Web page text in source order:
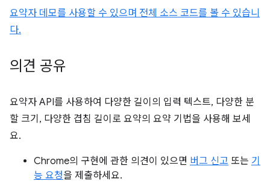
요약자 데모를 사용할 수 있으며 전체 소스 코드를 볼 수 있습니
다.
의견 공유
요약자 API를 사용하여 다양한 길이의 입력 텍스트, 다양한 분
할 크기, 다양한 겹침 길이로 요약의 요약 기법을 사용해 보세
요.
Chrome의 구현에 관한 의견이 있으면 버그 신고 또는 기
능 요청을 제출하세요.